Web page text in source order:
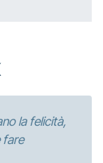
la felicità,
fare